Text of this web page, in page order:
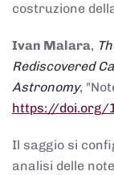
costruzione
Ivan Malara,
Rediscovered
Astronomy,
https://doi.org/
Il saggio si
analisi delle